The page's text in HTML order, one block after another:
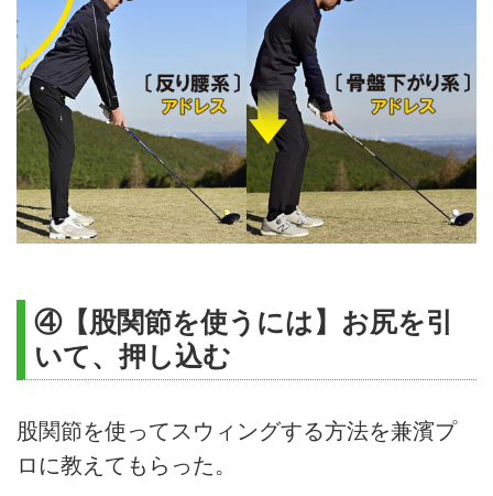
④【股関節を使うには】お尻を引
いて、押し込む
股関節を使ってスウィングする方法を兼濱プ
ロに教えてもらった。